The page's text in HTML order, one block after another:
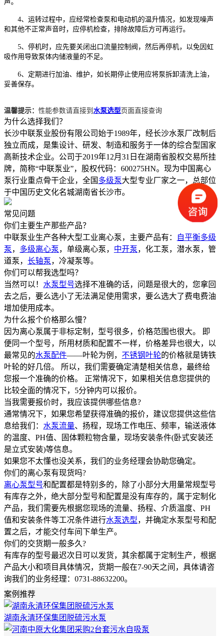
声。
4、运转过程中，应经常检查泵和电动机的温升情况，如发现噪声
和其他不正常声音时，应停机检查，排除故障后方可再运行。
5、停机时，应先要关闭出口流量控制阀，然后再停机，以免因虹
吸作用导致泵体内储液量的不足。
6、定期进行加油、维护，如长期停止使用应将泵拆卸清洗上油，
妥善保存。
温馨提示： 性能参数请直接到 水泵选型页面直接查询
为什么选择我们？
长沙中联泵业股份有限公司始于1989年，经长沙水泵厂改制后
独立而成，是集设计、研发、制造和服务于一体的综合型国家
高新技术企业。公司于2019年12月31日在湖南省股权交易所挂
牌，简称“中联泵业”，股权代码：600275HN。现为中国离心
泵行业重点骨干企业，全国 多级泵大型专业厂家之一，总部位
于中国历史文化名城湖南省长沙市。
常见问题
你们主要生产那些产品？
中联泵业生产各种大型工业离心泵，主要产品有：
自平衡多级
泵， 多级离心泵，单级离心泵， 中开泵，化工泵，潜水泵，管
道泵， 长轴泵，冷凝泵等。
你们可以帮我选型吗？
当然可以！ 水泵型号选择不准确的话，问题是很大的，您拿回
去之后，要么选小了无法满足使用需求，要么选大了费电费油
增加使用成本。
为什么报个价格那么慢？
因为离心泵属于非标定制，型号很多，价格范围也很大。 即
便同一个型号，所用材质和配置不一样，价格差异也很大，以
最常见的水泵配件——叶轮为例， 不锈钢叶轮的价格就是铸铁
叶轮的好几倍。 所以，我们需要确定清楚相关信息，最终给
您报一个准确的价格。 正常情况下，如果相关信息您提供的
比较全面的情况下，5分钟内可以报价。
当我需要报价时，我应该提供哪些信息?
通常情况下，如果您希望获得准确的报价，建议您提供这些信
息给我们： 水泵流量、扬程，现场工作电压、频率，输送液体
的温度、PH值、固体颗粒物含量，现场安装条件(卧式安装还
是立式安装)等信息。
如果您不太懂也没关系，我们的业务经理会协助您确定。
你们的离心泵有现货吗?
离心泵型号和配置都是特别多的，除了小部分大用量常规型号
有库存之外，绝大部分型号和配置是没有库存的，属于定制化
产品，我们需要先根据您现场的流量、扬程、介质温度、PH
值和安装条件等工况条件进行水泵选型，并确定水泵型号和配
置之后，才能交付车间下单生产。
你们的交货期一般多久?
有库存的型号最迟次日可以发货，其余都属于定制生产，根据
产品大小和项目具体情况，货期一般在7-90天之间，具体请咨
询我们的业务经理：0731-88632200。
案例推荐
湖南永清环保集团脱硫污水泵